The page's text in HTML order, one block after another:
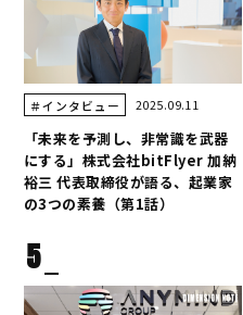
＃インタビュー 2025.09.11
「未来を予測し、非常識を武器
にする」株式会社bitFlyer 加納
裕三 代表取締役が語る、起業家
の3つの素養（第1話）
5